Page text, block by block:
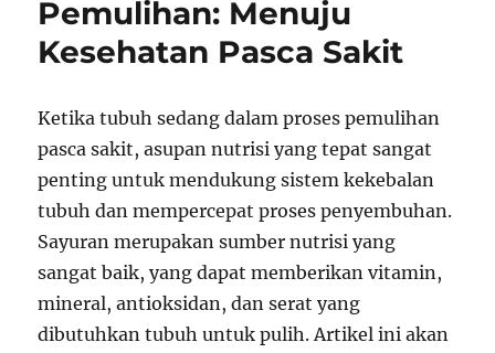
Pemulihan: Menuju
Kesehatan Pasca Sakit
Ketika tubuh sedang dalam proses pemulihan
pasca sakit, asupan nutrisi yang tepat sangat
penting untuk mendukung sistem kekebalan
tubuh dan mempercepat proses penyembuhan.
Sayuran merupakan sumber nutrisi yang
sangat baik, yang dapat memberikan vitamin,
mineral, antioksidan, dan serat yang
dibutuhkan tubuh untuk pulih. Artikel ini akan